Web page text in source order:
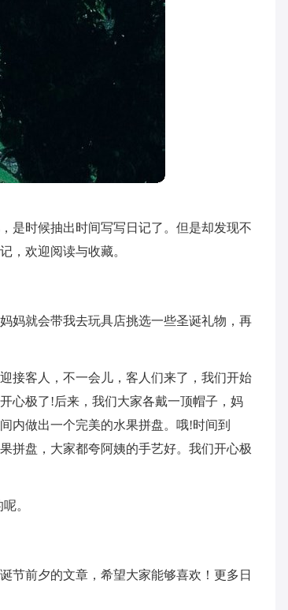
是时候抽出时间写写日记了。但是却发现不
，欢迎阅读与收藏。
妈就会带我去玩具店挑选一些圣诞礼物，再
接客人，不一会儿，客人们来了，我们开始
心极了!后来，我们大家各戴一顶帽子，妈
内做出一个完美的水果拼盘。哦!时间到
拼盘，大家都夸阿姨的手艺好。我们开心极
。
节前夕的文章，希望大家能够喜欢！更多日